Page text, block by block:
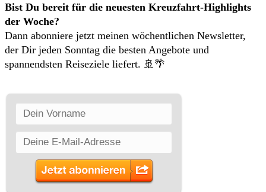
Bist Du bereit für die neuesten Kreuzfahrt-Highlights
der Woche?
Dann abonniere jetzt meinen wöchentlichen Newsletter,
der Dir jeden Sonntag die besten Angebote und
spannendsten Reiseziele liefert. 🚢🌴